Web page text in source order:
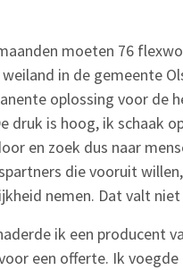
moeten 76
in de gemeente
oplossing voor de
druk is hoog, ik schaak
en zoek dus naar
die vooruit willen,
nemen. Dat valt niet
ik een producent
een offerte. Ik voegde